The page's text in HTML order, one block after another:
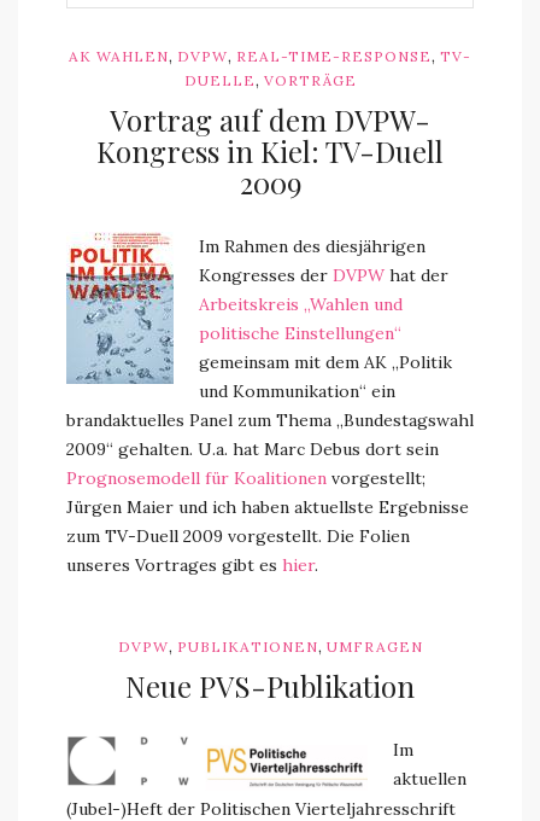
AK WAHLEN, DVPW, REAL-TIME-RESPONSE, TV-
DUELLE, VORTRÄGE
Vortrag auf dem DVPW-
Kongress in Kiel: TV-Duell
2009
Im Rahmen des diesjährigen
Kongresses der DVPW hat der
Arbeitskreis „Wahlen und
politische Einstellungen“
gemeinsam mit dem AK „Politik
und Kommunikation“ ein
brandaktuelles Panel zum Thema „Bundestagswahl
2009“ gehalten. U.a. hat Marc Debus dort sein
Prognosemodell für Koalitionen vorgestellt;
Jürgen Maier und ich haben aktuellste Ergebnisse
zum TV-Duell 2009 vorgestellt. Die Folien
unseres Vortrages gibt es hier.
DVPW, PUBLIKATIONEN, UMFRAGEN
Neue PVS-Publikation
Im
aktuellen
(Jubel-)Heft der Politischen Vierteljahresschrift